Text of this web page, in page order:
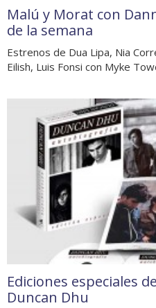
Malú y Morat con
de la semana
Estrenos de Dua Lipa, Nia
Eilish, Luis Fonsi con Myke
Ediciones especiales
Duncan Dhu